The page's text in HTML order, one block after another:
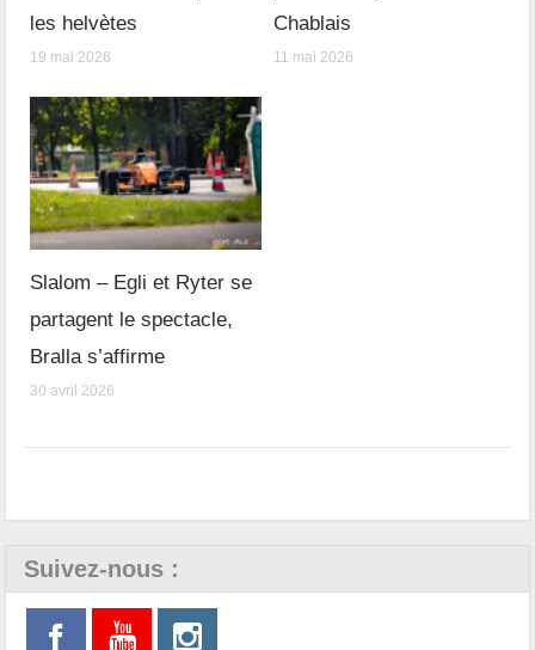
les helvètes
19 mai 2026
Chablais
11 mai 2026
Slalom – Egli et Ryter se
partagent le spectacle,
Bralla s’affirme
30 avril 2026
Suivez-nous :